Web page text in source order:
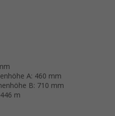
A: 460 mm
B: 710 mm
m